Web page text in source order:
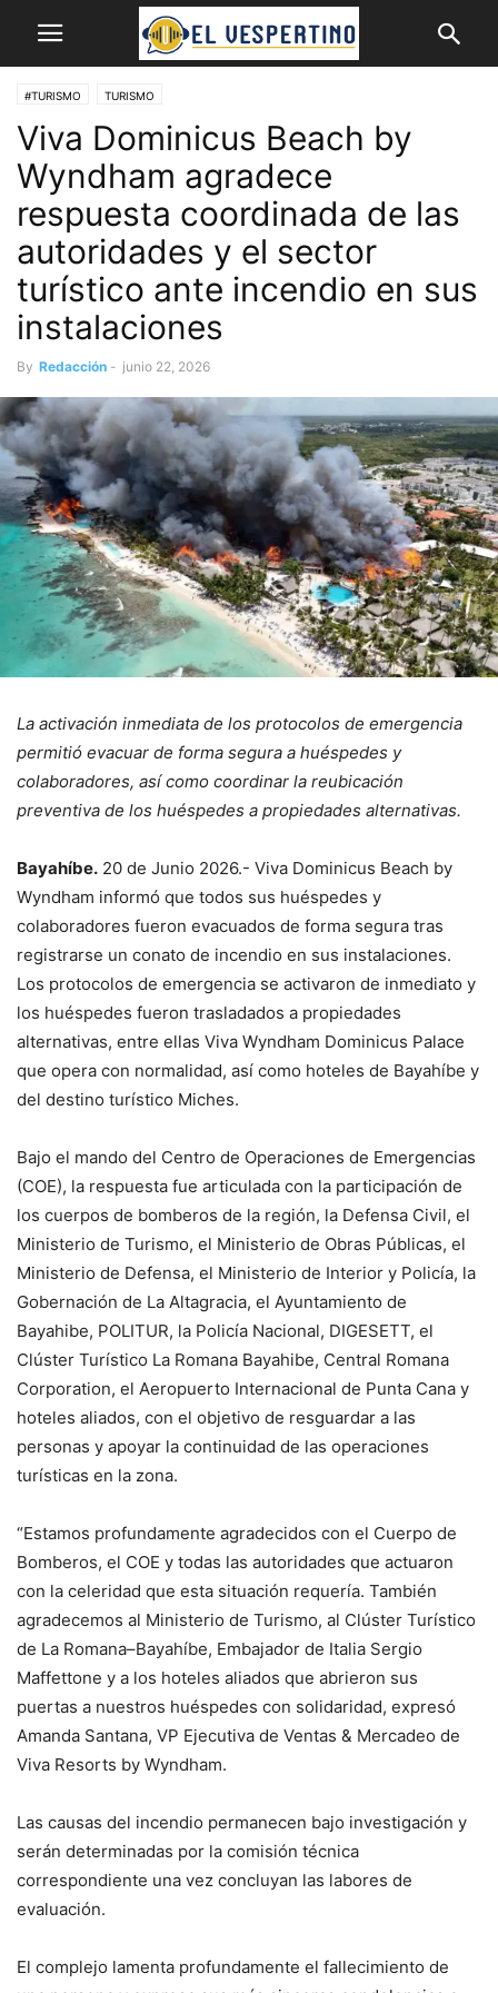
#TURISMO TURISMO
Viva Dominicus Beach by
Wyndham agradece
respuesta coordinada de las
autoridades y el sector
turístico ante incendio en sus
instalaciones
By Redacción - junio 22, 2026
La activación inmediata de los protocolos de emergencia
permitió evacuar de forma segura a huéspedes y
colaboradores, así como coordinar la reubicación
preventiva de los huéspedes a propiedades alternativas.
Bayahíbe. 20 de Junio 2026.- Viva Dominicus Beach by
Wyndham informó que todos sus huéspedes y
colaboradores fueron evacuados de forma segura tras
registrarse un conato de incendio en sus instalaciones.
Los protocolos de emergencia se activaron de inmediato y
los huéspedes fueron trasladados a propiedades
alternativas, entre ellas Viva Wyndham Dominicus Palace
que opera con normalidad, así como hoteles de Bayahíbe y
del destino turístico Miches.
Bajo el mando del Centro de Operaciones de Emergencias
(COE), la respuesta fue articulada con la participación de
los cuerpos de bomberos de la región, la Defensa Civil, el
Ministerio de Turismo, el Ministerio de Obras Públicas, el
Ministerio de Defensa, el Ministerio de Interior y Policía, la
Gobernación de La Altagracia, el Ayuntamiento de
Bayahibe, POLITUR, la Policía Nacional, DIGESETT, el
Clúster Turístico La Romana Bayahibe, Central Romana
Corporation, el Aeropuerto Internacional de Punta Cana y
hoteles aliados, con el objetivo de resguardar a las
personas y apoyar la continuidad de las operaciones
turísticas en la zona.
“Estamos profundamente agradecidos con el Cuerpo de
Bomberos, el COE y todas las autoridades que actuaron
con la celeridad que esta situación requería. También
agradecemos al Ministerio de Turismo, al Clúster Turístico
de La Romana–Bayahíbe, Embajador de Italia Sergio
Maffettone y a los hoteles aliados que abrieron sus
puertas a nuestros huéspedes con solidaridad, expresó
Amanda Santana, VP Ejecutiva de Ventas & Mercadeo de
Viva Resorts by Wyndham.
Las causas del incendio permanecen bajo investigación y
serán determinadas por la comisión técnica
correspondiente una vez concluyan las labores de
evaluación.
El complejo lamenta profundamente el fallecimiento de